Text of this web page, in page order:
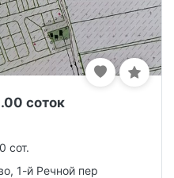
соток
сот.
1-й Речной пер